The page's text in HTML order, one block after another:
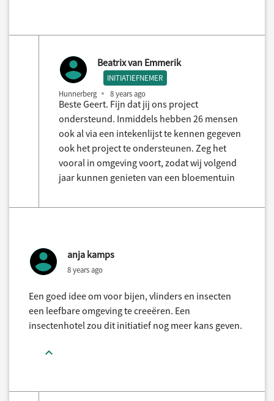
Beatrix van Emmerik
INITIATIEFNEMER
Hunnerberg 8 years ago
Beste Geert. Fijn dat jij ons project
ondersteund. Inmiddels hebben 26 mensen
ook al via een intekenlijst te kennen gegeven
ook het project te ondersteunen. Zeg het
vooral in omgeving voort, zodat wij volgend
jaar kunnen genieten van een bloementuin
anja kamps
8 years ago
Een goed idee om voor bijen, vlinders en insecten
een leefbare omgeving te creeëren. Een
insectenhotel zou dit initiatief nog meer kans geven.